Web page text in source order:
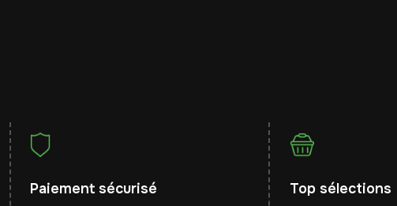
Paiement sécurisé Top sélections